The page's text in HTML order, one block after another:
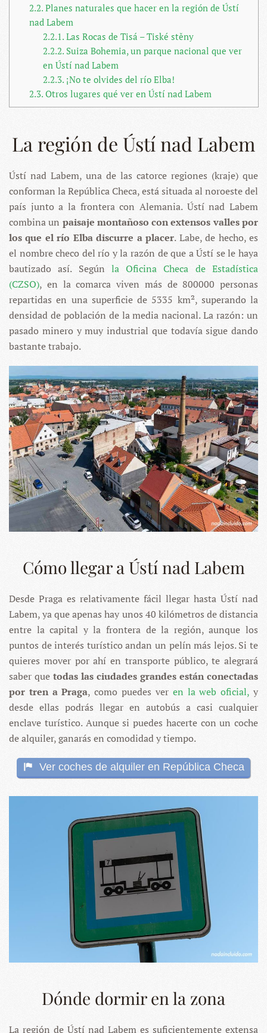
2.2.Planes naturales que hacer en la región de Ústí
nad Labem
2.2.1.Las Rocas de Tisá – Tiské stěny
2.2.2.Suiza Bohemia, un parque nacional que ver
en Ústí nad Labem
2.2.3.¡No te olvides del río Elba!
2.3.Otros lugares qué ver en Ústí nad Labem
La región de Ústí nad Labem
Ústí nad Labem, una de las catorce regiones (kraje) que
conforman la República Checa, está situada al noroeste del
país junto a la frontera con Alemania. Ústí nad Labem
combina un paisaje montañoso con extensos valles por
los que el río Elba discurre a placer. Labe, de hecho, es
el nombre checo del río y la razón de que a Ústí se le haya
bautizado así. Según la Oficina Checa de Estadística
(CZSO), en la comarca viven más de 800000 personas
repartidas en una superficie de 5335 km², superando la
densidad de población de la media nacional. La razón: un
pasado minero y muy industrial que todavía sigue dando
bastante trabajo.
Cómo llegar a Ústí nad Labem
Desde Praga es relativamente fácil llegar hasta Ústí nad
Labem, ya que apenas hay unos 40 kilómetros de distancia
entre la capital y la frontera de la región, aunque los
puntos de interés turístico andan un pelín más lejos. Si te
quieres mover por ahí en transporte público, te alegrará
saber que todas las ciudades grandes están conectadas
por tren a Praga, como puedes ver en la web oficial, y
desde ellas podrás llegar en autobús a casi cualquier
enclave turístico. Aunque si puedes hacerte con un coche
de alquiler, ganarás en comodidad y tiempo.
Ver coches de alquiler en República Checa
Dónde dormir en la zona
La región de Ústí nad Labem es suficientemente extensa